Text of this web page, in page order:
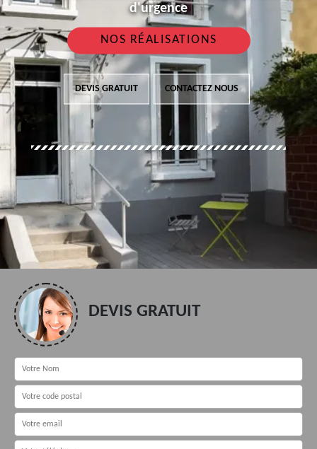
d'urgence
NOS RÉALISATIONS
DEVIS GRATUIT CONTACTEZ NOUS
DEVIS GRATUIT